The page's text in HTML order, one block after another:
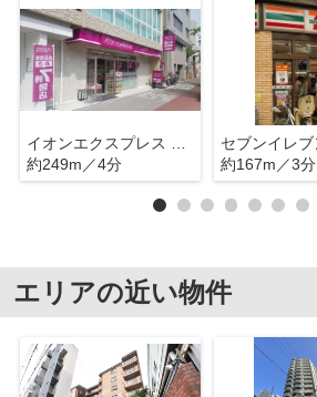
約249m／4分
約167m／3分
エリアの近い物件